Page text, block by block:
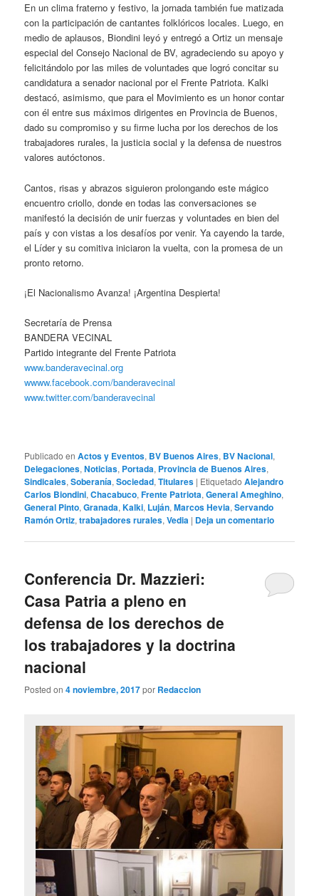
En un clima fraterno y festivo, la jornada también fue matizada
con la participación de cantantes folklóricos locales. Luego, en
medio de aplausos, Biondini leyó y entregó a Ortiz un mensaje
especial del Consejo Nacional de BV, agradeciendo su apoyo y
felicitándolo por las miles de voluntades que logró concitar su
candidatura a senador nacional por el Frente Patriota. Kalki
destacó, asimismo, que para el Movimiento es un honor contar
con él entre sus máximos dirigentes en Provincia de Buenos,
dado su compromiso y su firme lucha por los derechos de los
trabajadores rurales, la justicia social y la defensa de nuestros
valores autóctonos.
Cantos, risas y abrazos siguieron prolongando este mágico
encuentro criollo, donde en todas las conversaciones se
manifestó la decisión de unir fuerzas y voluntades en bien del
país y con vistas a los desafíos por venir. Ya cayendo la tarde,
el Líder y su comitiva iniciaron la vuelta, con la promesa de un
pronto retorno.
¡El Nacionalismo Avanza! ¡Argentina Despierta!
Secretaría de Prensa
BANDERA VECINAL
Partido integrante del Frente Patriota
www.banderavecinal.org
wwww.facebook.com/banderavecinal
www.twitter.com/banderavecinal
Publicado en Actos y Eventos, BV Buenos Aires, BV Nacional,
Delegaciones,Noticias, Portada, Provincia de Buenos Aires,
Sindicales,Soberanía,Sociedad,Titulares | Etiquetado Alejandro
Carlos Biondini,Chacabuco,Frente Patriota,General Ameghino,
General Pinto,Granada,Kalki, Luján,Marcos Hevia,Servando
Ramón Ortiz,trabajadores rurales,Vedia | Deja un comentario
Conferencia Dr. Mazzieri:
Casa Patria a pleno en
defensa de los derechos de
los trabajadores y la doctrina
nacional
Posted on4 noviembre, 2017por Redaccion